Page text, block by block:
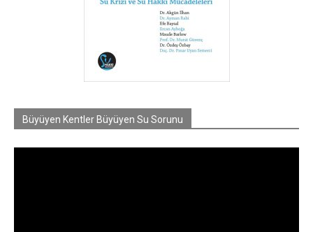
Büyüyen Kentler Büyüyen Su Sorunu